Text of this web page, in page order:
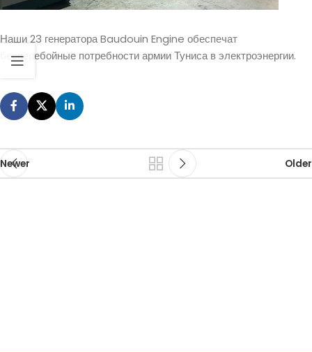
Наши 23 генератора Baudouin Engine обеспечат
бесперебойные потребности армии Туниса в электроэнергии.
Newer Older